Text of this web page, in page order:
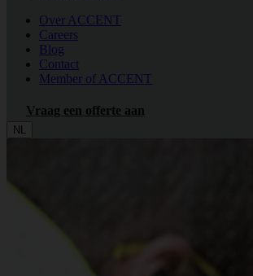
Over ACCENT
Careers
Blog
Contact
Member of ACCENT
Vraag een offerte aan
NL